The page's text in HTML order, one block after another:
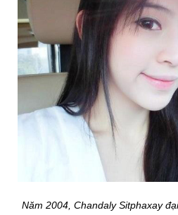
Năm 2004, Chandaly Sitphaxay